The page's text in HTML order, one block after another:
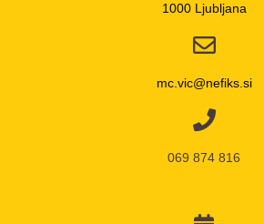
1000 Ljubljana
mc.vic@nefiks.si
069 874 816